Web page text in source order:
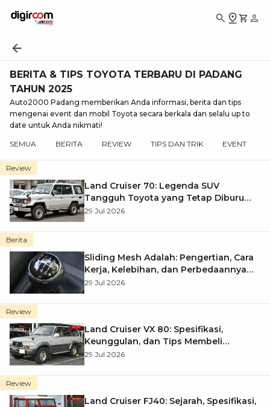
BERITA & TIPS TOYOTA TERBARU DI PADANG
TAHUN 2025
Auto2000 Padang memberikan Anda informasi, berita dan tips
mengenai event dan mobil Toyota secara berkala dan selalu up to
date untuk Anda nikmati!
SEMUA BERITA REVIEW TIPS DAN TRIK EVENT
Review
Land Cruiser 70: Legenda SUV
Tangguh Toyota yang Tetap Diburu
hingga Kini
29 Jul 2026
Berita
Sliding Mesh Adalah: Pengertian, Cara
Kerja, Kelebihan, dan Perbedaannya
dengan Synchromesh
29 Jul 2026
Review
Land Cruiser VX 80: Spesifikasi,
Keunggulan, dan Tips Membeli
Bekasnya
29 Jul 2026
Review
Land Cruiser FJ40: Sejarah, Spesifikasi,